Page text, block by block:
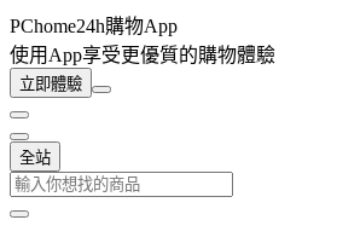
PChome24h購物App
使用App享受更優質的購物體驗
立即體驗
全站